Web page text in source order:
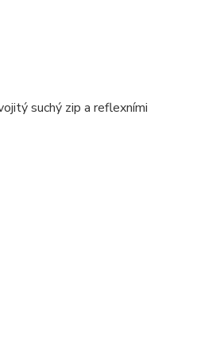
suchý zip a reflexními